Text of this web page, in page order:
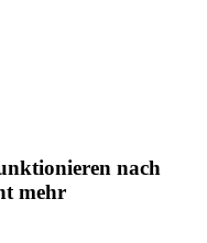
nach
mehr